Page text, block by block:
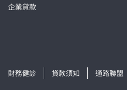
企業貸款
財務健診
貸款須知 通路聯盟